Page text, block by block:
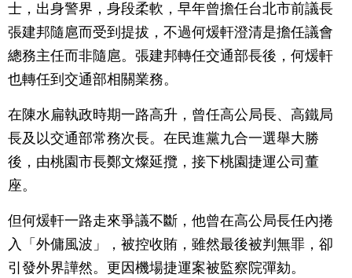
士，出身警界，身段柔軟，早年曾擔任台北市前議長
張建邦隨扈而受到提拔，不過何煖軒澄清是擔任議會
總務主任而非隨扈。張建邦轉任交通部長後，何煖軒
也轉任到交通部相關業務。
在陳水扁執政時期一路高升，曾任高公局長、高鐵局
長及以交通部常務次長。在民進黨九合一選舉大勝
後，由桃園市長鄭文燦延攬，接下桃園捷運公司董
座。
但何煖軒一路走來爭議不斷，他曾在高公局長任內捲
入「外傭風波」，被控收賄，雖然最後被判無罪，卻
引發外界譁然。更因機場捷運案被監察院彈劾。